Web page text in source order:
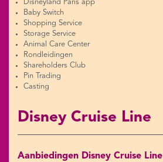
Disneyland Paris app
Baby Switch
Shopping Service
Storage Service
Animal Care Center
Rondleidingen
Shareholders Club
Pin Trading
Casting
Disney Cruise Line
Aanbiedingen Disney Cruise Line